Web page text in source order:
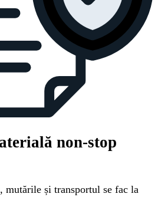
non-stop
și transportul se fac la